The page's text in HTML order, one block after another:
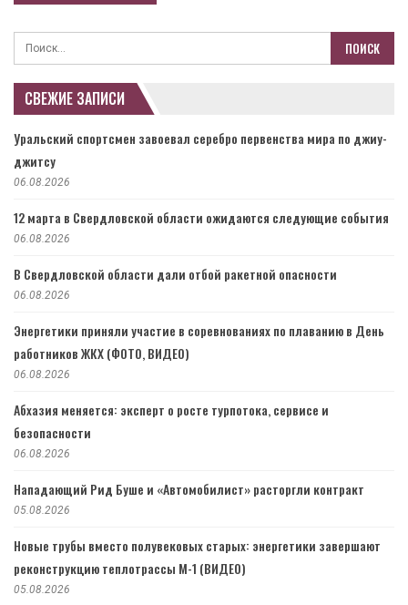
СВЕЖИЕ ЗАПИСИ
Уральский спортсмен завоевал серебро первенства мира по джиу-
джитсу
06.08.2026
12 марта в Свердловской области ожидаются следующие события
06.08.2026
В Свердловской области дали отбой ракетной опасности
06.08.2026
Энергетики приняли участие в соревнованиях по плаванию в День
работников ЖКХ (ФОТО, ВИДЕО)
06.08.2026
Абхазия меняется: эксперт о росте турпотока, сервисе и
безопасности
06.08.2026
Нападающий Рид Буше и «Автомобилист» расторгли контракт
05.08.2026
Новые трубы вместо полувековых старых: энергетики завершают
реконструкцию теплотрассы М-1 (ВИДЕО)
05.08.2026